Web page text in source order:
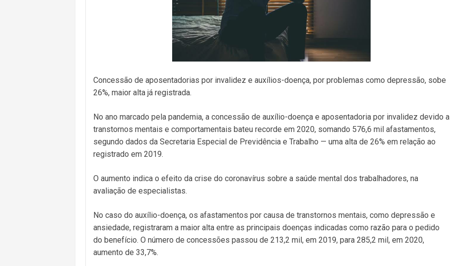
Concessão de aposentadorias por invalidez e auxílios-doença, por problemas como depressão, sobe
26%, maior alta já registrada.
No ano marcado pela pandemia, a concessão de auxílio-doença e aposentadoria por invalidez devido a
transtornos mentais e comportamentais bateu recorde em 2020, somando 576,6 mil afastamentos,
segundo dados da Secretaria Especial de Previdência e Trabalho — uma alta de 26% em relação ao
registrado em 2019.
O aumento indica o efeito da crise do coronavírus sobre a saúde mental dos trabalhadores, na
avaliação de especialistas.
No caso do auxílio-doença, os afastamentos por causa de transtornos mentais, como depressão e
ansiedade, registraram a maior alta entre as principais doenças indicadas como razão para o pedido
do benefício. O número de concessões passou de 213,2 mil, em 2019, para 285,2 mil, em 2020,
aumento de 33,7%.